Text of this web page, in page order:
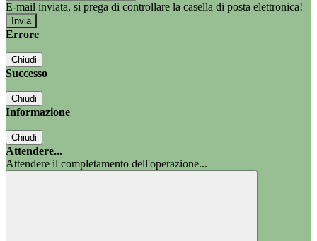
E-mail inviata, si prega di controllare la casella di posta elettronica!
Errore
Chiudi
Successo
Chiudi
Informazione
Chiudi
Attendere...
Attendere il completamento dell'operazione...